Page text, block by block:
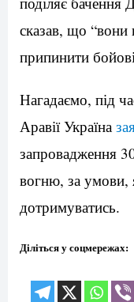
сказав, що “вони
припинити бойові
Нагадаємо, під
Аравії Україна
запровадження
вогню, за умови,
дотримуватись.
Діліться у соцмережах: